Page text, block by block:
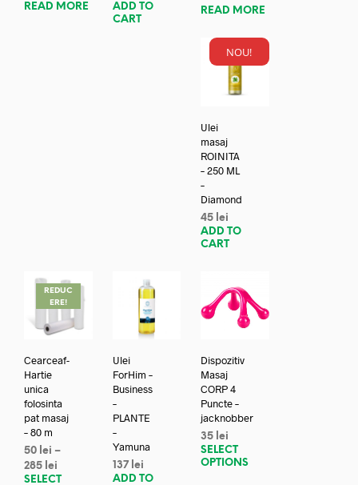
READ MORE
ADD TO
CART
READ MORE
NOU!
Ulei
masaj
ROINITA
– 250 ML
–
Diamond
45 lei
ADD TO
CART
REDUC
ERE!
Cearceaf-
Hartie
unica
folosinta
pat masaj
– 80 m
50 lei –
285 lei
SELECT
Ulei
ForHim –
Business
–
PLANTE
–
Yamuna
137 lei
ADD TO
Dispozitiv
Masaj
CORP 4
Puncte –
jacknobber
35 lei
SELECT
OPTIONS